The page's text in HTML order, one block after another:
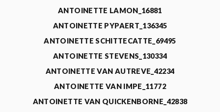
ANTOINETTE LAMON_16881
ANTOINETTE PYPAERT_136345
ANTOINETTE SCHITTECATTE_69495
ANTOINETTE STEVENS_130334
ANTOINETTE VAN AUTREVE_42234
ANTOINETTE VAN IMPE_11772
ANTOINETTE VAN QUICKENBORNE_42838